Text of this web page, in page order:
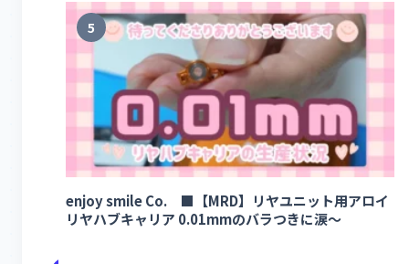
5
enjoy smile Co. ■【MRD】リヤユニット用アロイ
リヤハブキャリア 0.01mmのバラつきに涙～